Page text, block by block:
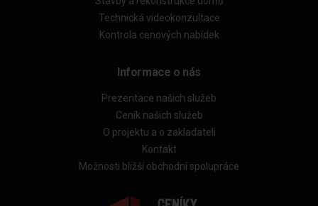
Technická videokonzultace
Kontrola cenových nabídek
Informace o nás
Prezentace našich služeb
Ceník našich služeb
O projektu a o zakladateli
Kontakt
Možnosti bližší obchodní spolupráce